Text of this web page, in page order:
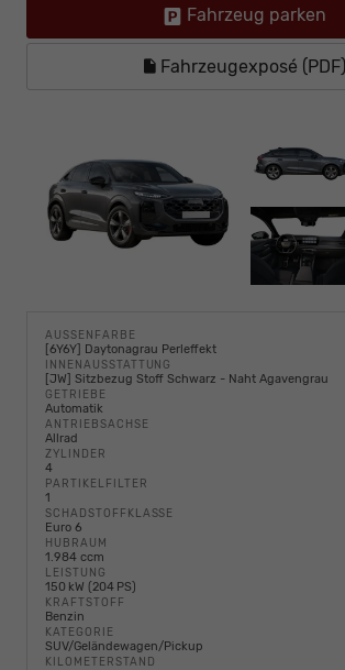
Fahrzeug parken
Fahrzeugexposé (PDF)
AUSSENFARBE
[6Y6Y] Daytonagrau Perleffekt
INNENAUSSTATTUNG
[JW] Sitzbezug Stoff Schwarz - Naht Agavengrau
GETRIEBE
Automatik
ANTRIEBSACHSE
Allrad
ZYLINDER
4
PARTIKELFILTER
1
SCHADSTOFFKLASSE
Euro 6
HUBRAUM
1.984 ccm
LEISTUNG
150 kW (204 PS)
KRAFTSTOFF
Benzin
KATEGORIE
SUV/Geländewagen/Pickup
KILOMETERSTAND